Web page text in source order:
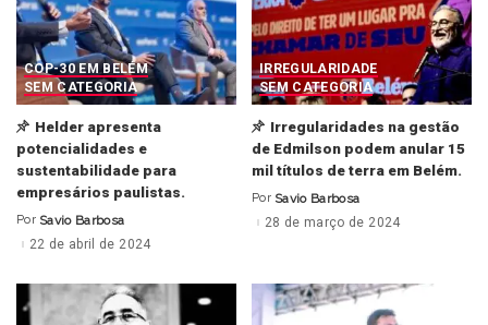
COP-30 EM BELÉM
SEM CATEGORIA
Helder apresenta
potencialidades e
sustentabilidade para
empresários paulistas.
Posted
by
Por Savio Barbosa
22 de abril de 2024
IRREGULARIDADE
SEM CATEGORIA
Irregularidades na gestão
de Edmilson podem anular 15
mil títulos de terra em Belém.
Posted
by
Por Savio Barbosa
28 de março de 2024